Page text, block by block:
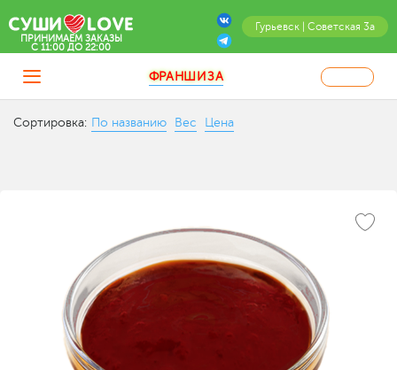
Гурьевск | Советская 3а
ПРИНИМАЕМ ЗАКАЗЫ
C 11:00 ДО 22:00
ФРАНШИЗА
Сортировка: По названию Вес Цена